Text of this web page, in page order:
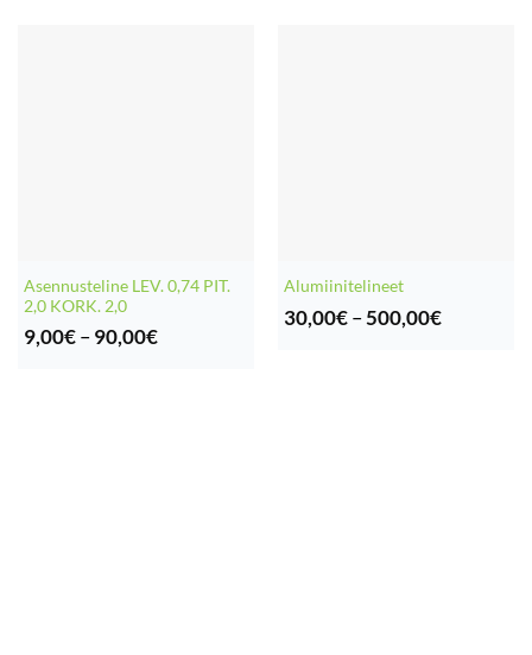
Asennusteline LEV. 0,74 PIT.
2,0 KORK. 2,0
9,00€ – 90,00€Hintaluokka:
Alumiinitelineet
30,00€ –500,00€